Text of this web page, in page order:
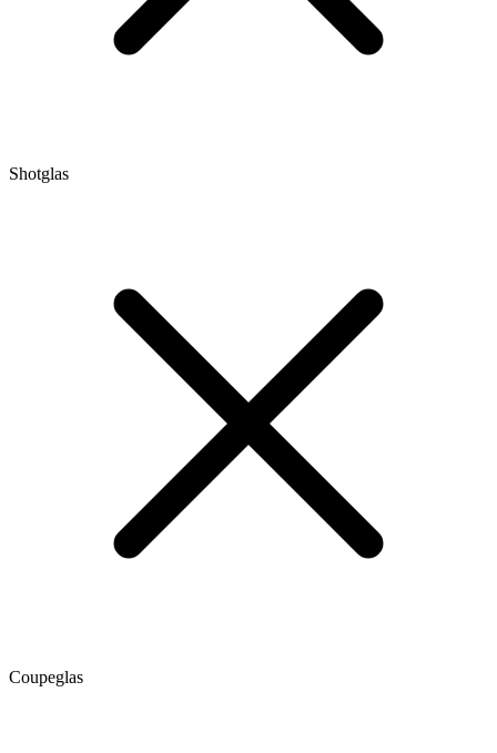
Shotglas
Coupeglas